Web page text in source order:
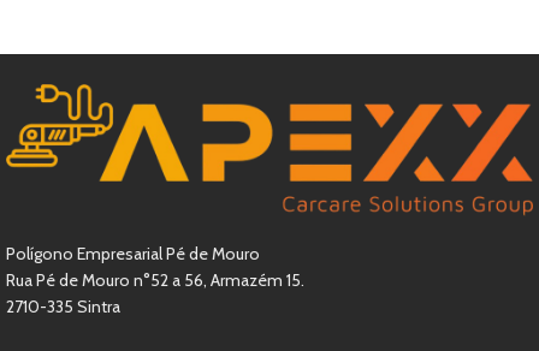
Polígono Empresarial Pé de Mouro
Rua Pé de Mouro n°52 a 56, Armazém 15.
2710-335 Sintra